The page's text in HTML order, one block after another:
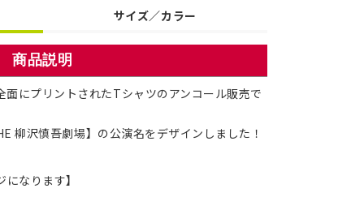
サイズ／カラー
商品説明
にプリントされたTシャツのアンコール販売で
柳沢慎吾劇場】の公演名をデザインしました！
なります】